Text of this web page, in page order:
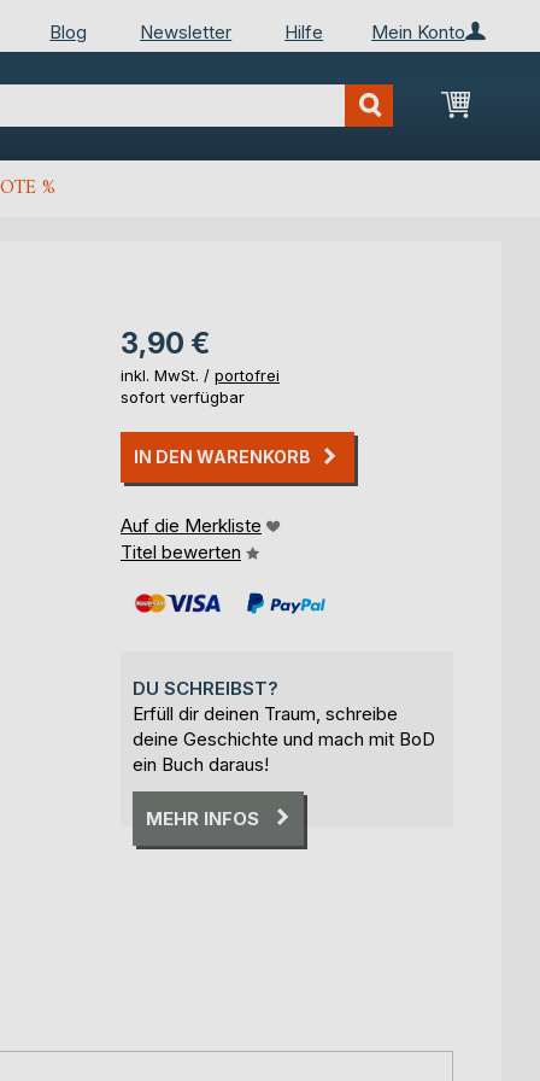
Mein Konto
Blog Newsletter Hilfe
Mein
%
3,90 €
inkl. MwSt. / portofrei
sofort verfügbar
IN DEN WARENKORB
Auf die Merkliste
Titel bewerten
DU SCHREIBST?
Erfüll dir deinen Traum, schreibe
deine Geschichte und mach mit BoD
ein Buch daraus!
MEHR INFOS